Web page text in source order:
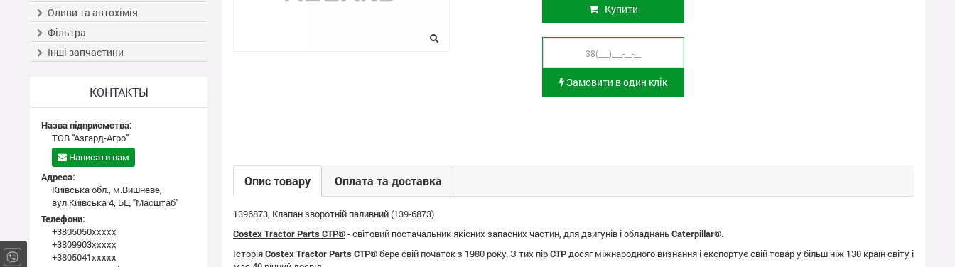
Купити
Замовити в один клік
Опис товару Оплата та доставка
1396873, Клапан зворотній паливний (139-6873)
Costex Tractor Parts CTP®- світовий постачальник якісних запасних частин, для двигунів і обладнаньCaterpillar®.
ІсторіяCostex Tractor Parts CTP®бере свій початок з 1980 року. З тих пірCTPдосяг міжнародного визнання і експортує свій товар у більш ніж 130 країн світу і
Оливи та автохімія
Фільтра
Інші запчастини
КОНТАКТЫ
Назва підприємства:
ТОВ "Азгард-Агро"
Написати нам
Адреса:
Київська обл., м.Вишневе,
вул.Київська 4, БЦ "Масштаб"
Телефони:
+3805050xxxxx
+3809903xxxxx
+3805041xxxxx